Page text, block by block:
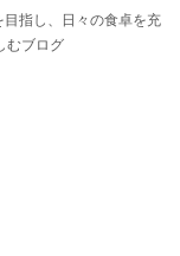
指し、日々の食卓を充
むブログ